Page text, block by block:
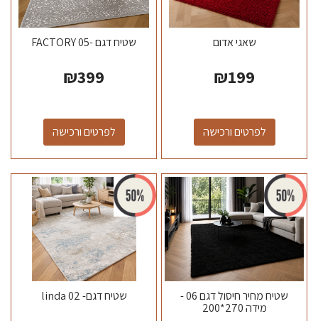
שאגי אדום
₪199
לפרטים ורכישה
שטיח דגם -FACTORY 05
₪399
לפרטים ורכישה
שטיח מחיר חיסול דגם 06 -
מידה 270*200
שטיח דגם- linda 02